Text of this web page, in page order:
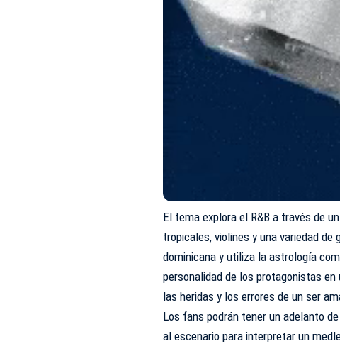
El tema explora el R&B a través de
tropicales, violines y una variedad
dominicana y utiliza la astrología
personalidad de los protagonistas
las heridas y los errores de un ser
Los fans podrán tener un adelanto
al escenario para interpretar un